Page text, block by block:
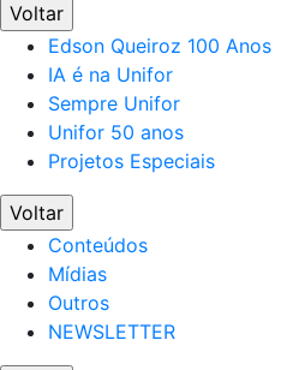
Voltar
Edson Queiroz 100 Anos
IA é na Unifor
Sempre Unifor
Unifor 50 anos
Projetos Especiais
Voltar
Conteúdos
Mídias
Outros
NEWSLETTER